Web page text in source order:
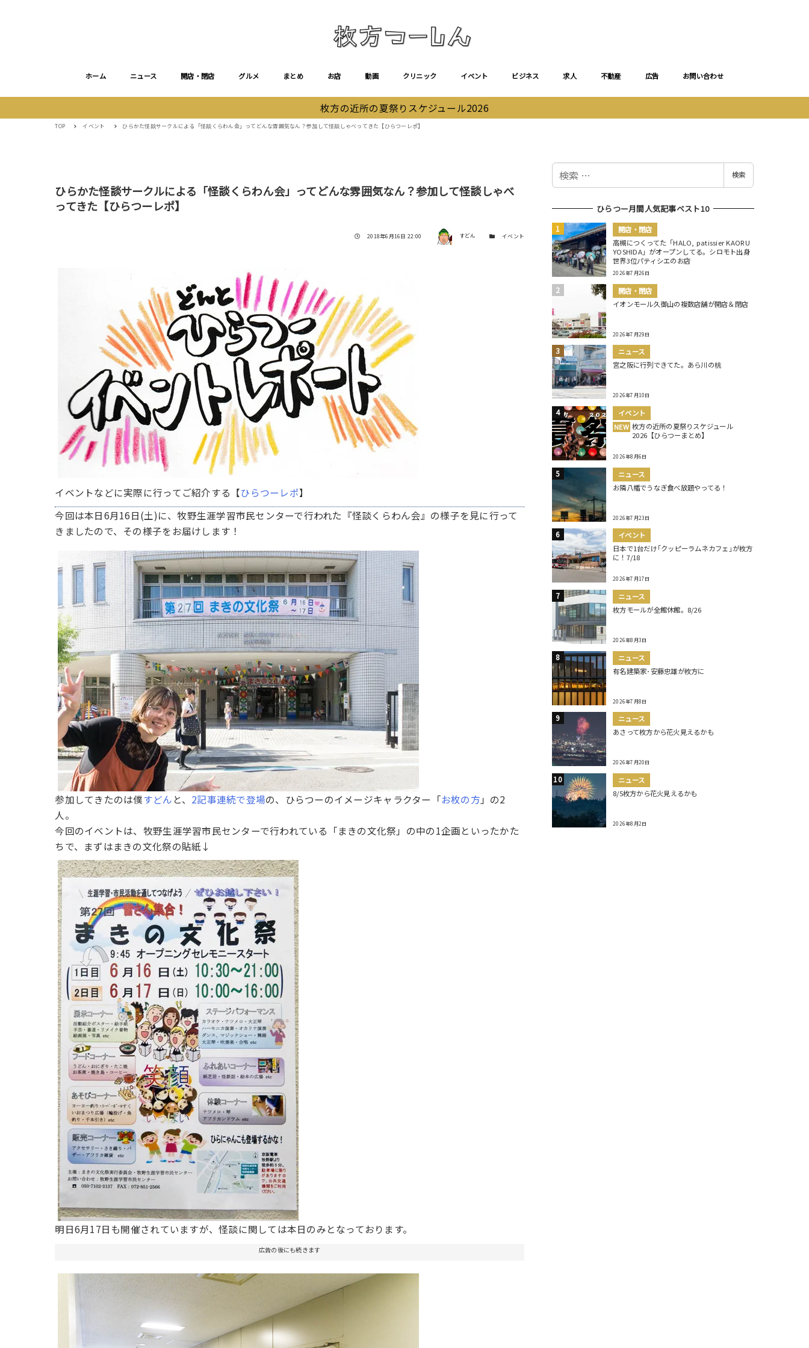
ホーム ニュース 開店・閉店 グルメ まとめ お店 動画 クリニック イベント ビジネス 求人 不動産 広告 お問い合わせ
枚方の近所の夏祭りスケジュール2026
TOP イベント ひらかた怪談サークルによる「怪談くらわん会」ってどんな雰囲気なん？参加して怪談しゃべってきた【ひらつーレポ】
ひらかた怪談サークルによる「怪談くらわん会」ってどんな雰囲気なん？参加して怪談しゃべ
ってきた【ひらつーレポ】
投稿日
2018年6月16日 22:00 著者 すどん カテゴリー
イベント
イベントなどに実際に行ってご紹介する【ひらつーレポ】
今回は本日6月16日(土)に、牧野生涯学習市民センターで行われた『怪談くらわん会』の様子を見に行って
きましたので、その様子をお届けします！
参加してきたのは僕すどん と、 2記事連続で登場の、ひらつーのイメージキャラクター「お枚の方 」の2
人。
今回のイベントは、牧野生涯学習市民センターで行われている「まきの文化祭」の中の1企画といったかた
ちで、まずはまきの文化祭の貼紙↓
明日6月17日も開催されていますが、怪談に関しては本日のみとなっております。
広告の後にも続きます
検
検索
ひらつー月間人気記事ベスト10
開店・閉店
高槻につくってた「HALO, patissier KAORU
YOSHIDA」がオープンしてる。シロモト出身
世界3位パティシエのお店
2026年7月26日
開店・閉店
イオンモール久御山の複数店舗が開店＆閉店
2026年7月29日
ニュース
宮之阪に行列できてた。あら川の桃
2026年7月10日
イベント
NEW 枚方の近所の夏祭りスケジュール
2026【ひらつーまとめ】
2026年8月6日
ニュース
お隣八幡でうなぎ食べ放題やってる！
2026年7月23日
イベント
日本で1台だけ｢クッピーラムネカフェ｣が枚方
に！7/18
2026年7月17日
ニュース
枚方モールが全館休館。8/26
2026年8月3日
ニュース
有名建築家･安藤忠雄が枚方に
2026年7月8日
ニュース
あさって枚方から花火見えるかも
2026年7月20日
ニュース
8/5枚方から花火見えるかも
2026年8月2日